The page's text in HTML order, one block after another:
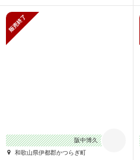
阪中博久
和歌山県伊都郡かつらぎ町